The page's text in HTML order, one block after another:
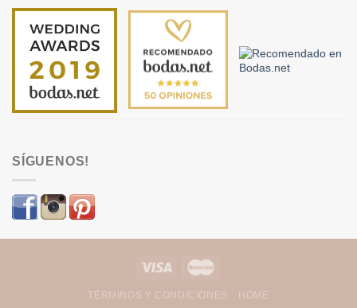
SÍGUENOS!
TÉRMINOS Y CONDICIONES HOME